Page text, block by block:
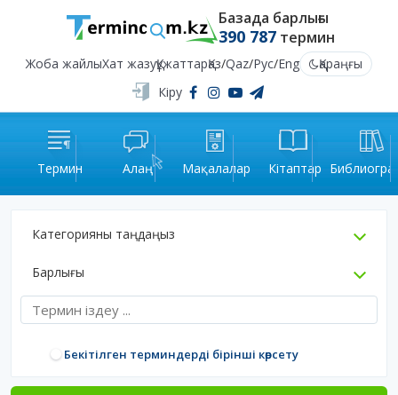
Базада барлығы
390 787термин
Жоба жайлыХат жазуҚұжаттарҚаз/Qaz/Рус/Eng
Қараңғы
Кіру
Термин Алаң Мақалалар Кітаптар
Категорияны таңдаңыз
Барлығы
Бекітілген терминдерді бірінші көрсету